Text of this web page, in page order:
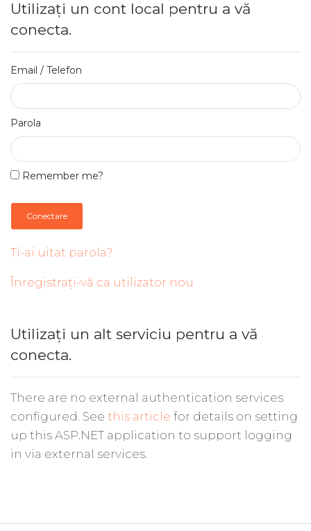
Utilizați un cont local pentru a vă
conecta.
Email / Telefon
Parola
Remember me?
Conectare
Ti-ai uitat parola?
Înregistrați-vă ca utilizator nou
Utilizați un alt serviciu pentru a vă
conecta.
There are no external authentication services
configured. See this article for details on setting
up this ASP.NET application to support logging
in via external services.